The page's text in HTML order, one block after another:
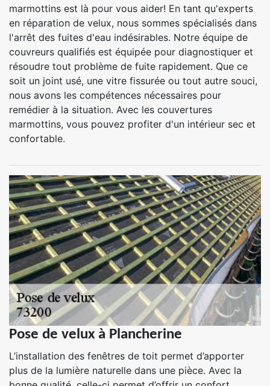
marmottins est là pour vous aider! En tant qu'experts
en réparation de velux, nous sommes spécialisés dans
l'arrêt des fuites d'eau indésirables. Notre équipe de
couvreurs qualifiés est équipée pour diagnostiquer et
résoudre tout problème de fuite rapidement. Que ce
soit un joint usé, une vitre fissurée ou tout autre souci,
nous avons les compétences nécessaires pour
remédier à la situation. Avec les couvertures
marmottins, vous pouvez profiter d'un intérieur sec et
confortable.
Pose de velux à Plancherine
L’installation des fenêtres de toit permet d’apporter
plus de la lumière naturelle dans une pièce. Avec la